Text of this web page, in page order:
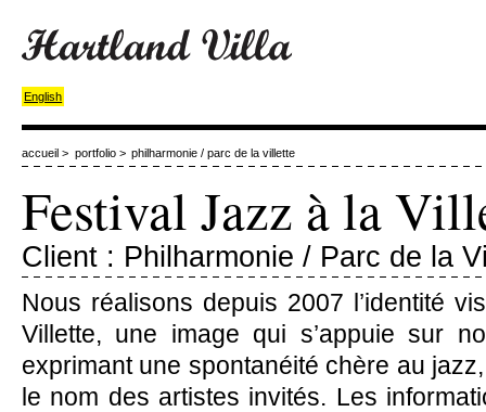
English
accueil > portfolio> philharmonie / parc de la villette
Festival Jazz à la
Client : Philharmonie / Parc de la
Nous réalisons depuis 2007 l’identité
Villette, une image qui s’appuie sur
exprimant une spontanéité chère au
le nom des artistes invités. Les